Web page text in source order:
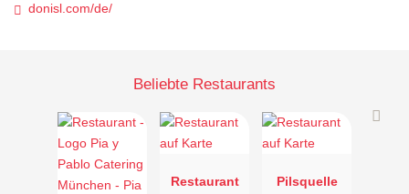
donisl.com/de/
Beliebte Restaurants
Restaurant
Pilsquelle